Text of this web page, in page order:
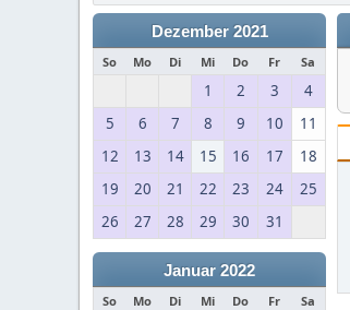
Dezember 2021
So Mo Di Mi Do Fr Sa
1 2 3
4
5
6 7 8 9 10
11
12
13 14 15 16 17
18
19
20 21 22 23 24
25
26
27 28 29 30 31
Januar 2022
So Mo Di Mi Do Fr Sa